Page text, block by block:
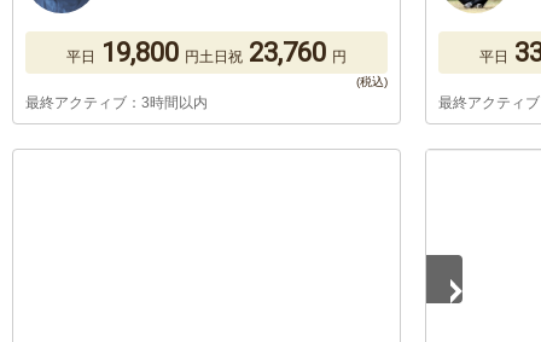
平日 19,800 円土日祝 23,760 円
最終アクティブ：3時間以内
平日
最終アクティ